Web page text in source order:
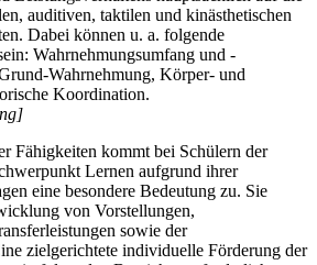
auditiven, taktilen und kinästhetischen
Dabei können u. a. folgende
Wahrnehmungsumfang und -
Wahrnehmung, Körper- und
Koordination.
Fähigkeiten kommt bei Schülern der
Lernen aufgrund ihrer
eine besondere Bedeutung zu. Sie
von Vorstellungen,
sowie der
zielgerichtete individuelle Förderung der